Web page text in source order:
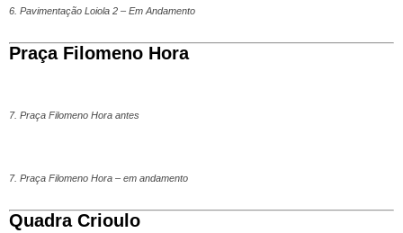
6. Pavimentação Loiola 2 – Em Andamento
Praça Filomeno Hora
7. Praça Filomeno Hora antes
7. Praça Filomeno Hora – em andamento
Quadra Crioulo